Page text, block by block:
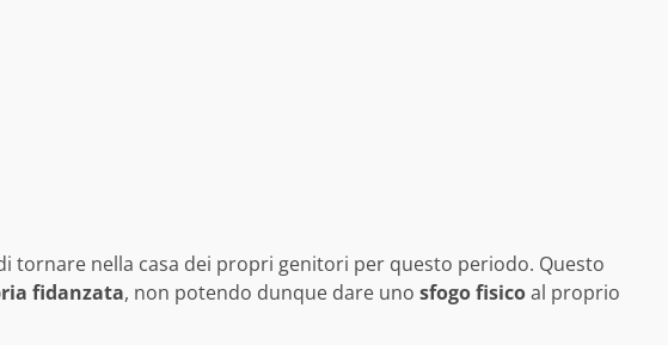
tornare nella casa dei propri genitori per questo periodo. Questo
fidanzata, non potendo dunque dare uno sfogofisicoal proprio